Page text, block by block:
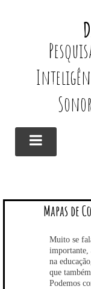
Mapas de
Muito se
importante,
na
que
Podemos